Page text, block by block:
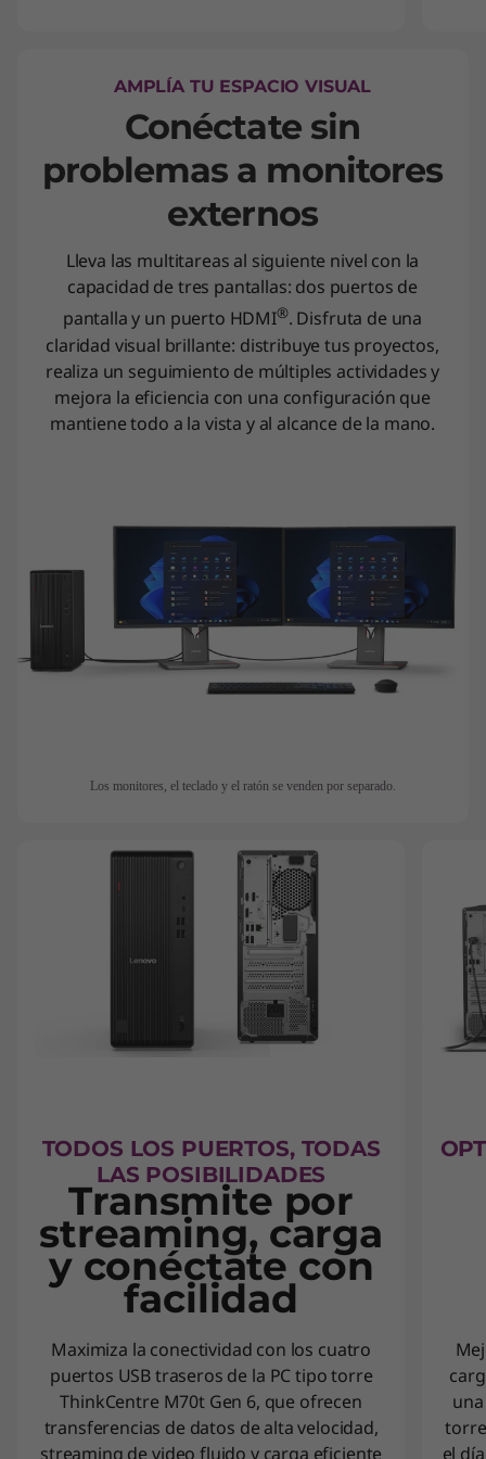
Los monitores, el teclado y el ratón se venden por separado.
AMPLÍA TU ESPACIO VISUAL
Conéctate sin
problemas a monitores
externos
Lleva las multitareas al siguiente nivel con la
capacidad de tres pantallas: dos puertos de
pantalla y un puerto HDMI®. Disfruta de una
claridad visual brillante: distribuye tus proyectos,
realiza un seguimiento de múltiples actividades y
mejora la eficiencia con una configuración que
mantiene todo a la vista y al alcance de la mano.
TODOS LOS PUERTOS, TODAS
LAS POSIBILIDADES
Transmite por
streaming, carga
y conéctate con
facilidad
Maximiza la conectividad con los cuatro
puertos USB traseros de la PC tipo torre
ThinkCentre M70t Gen 6, que ofrecen
transferencias de datos de alta velocidad,
streaming de video fluido y carga eficiente
el